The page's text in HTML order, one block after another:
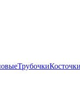
ТрубочкиКосточки